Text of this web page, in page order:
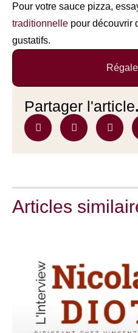
Pour votre sauce pizza,
traditionnelle pour découvrir
gustatifs.
Partager l'article.
Articles